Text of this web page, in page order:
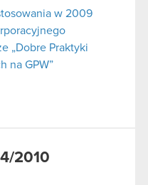
w 2009
„Dobre Praktyki
na GPW”
2010